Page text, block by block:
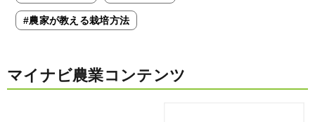
#農家が教える栽培方法
マイナビ農業コンテンツ